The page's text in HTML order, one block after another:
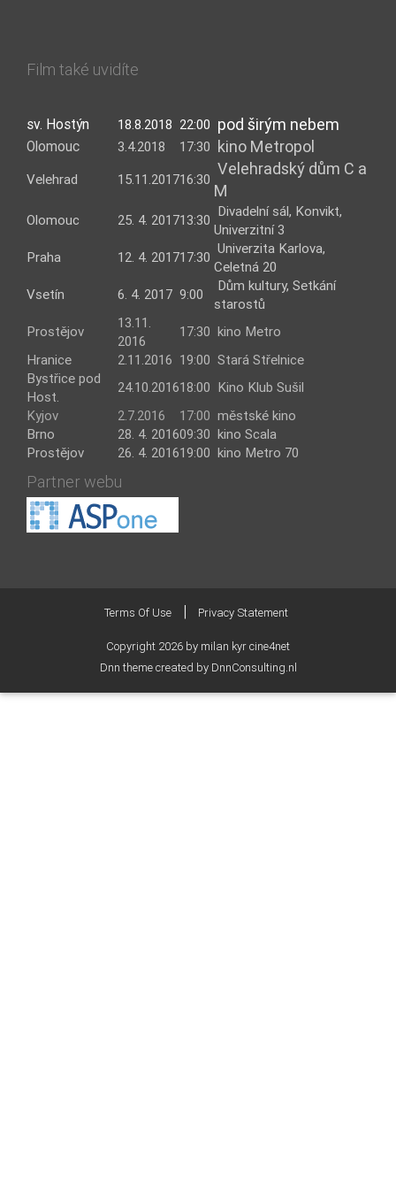
Film také uvidíte
sv. Hostýn 18.8.2018 22:00 pod širým nebem
Olomouc 3.4.2018 17:30 kino Metropol
Velehrad 15.11.201716:30
Velehradský dům C a
M
Olomouc 25. 4. 201713:30
Divadelní sál, Konvikt,
Univerzitní 3
Praha
12. 4. 201717:30
Univerzita Karlova,
Celetná 20
Vsetín
6. 4. 2017 9:00
Dům kultury, Setkání
starostů
Prostějov
13.11.
2016
17:30 kino Metro
Hranice
2.11.2016 19:00 Stará Střelnice
Bystřice pod
Host.
24.10.201618:00 Kino Klub Sušil
Kyjov
2.7.2016 17:00 městské kino
Brno
28. 4. 201609:30 kino Scala
Prostějov
26. 4. 201619:00 kino Metro 70
Partner webu
Terms Of Use | Privacy Statement
Copyright 2026 by milan kyr cine4net
Dnn theme created by DnnConsulting.nl